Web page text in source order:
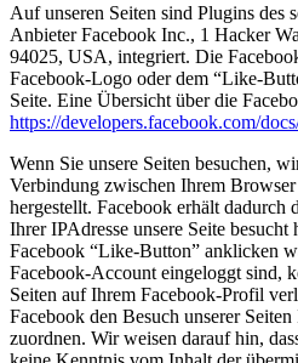
Auf unseren Seiten sind Plugins des
Anbieter Facebook Inc., 1 Hacker
94025, USA, integriert. Die
Facebook-Logo oder dem “Like-
Seite. Eine Übersicht über die
https://developers.facebook.com/
Wenn Sie unsere Seiten besuchen,
Verbindung zwischen Ihrem
hergestellt. Facebook erhält dadurch
Ihrer IPAdresse unsere Seite besucht
Facebook “Like-Button” anklicken
Facebook-Account eingeloggt sind,
Seiten auf Ihrem Facebook-Profil
Facebook den Besuch unserer
zuordnen. Wir weisen darauf hin,